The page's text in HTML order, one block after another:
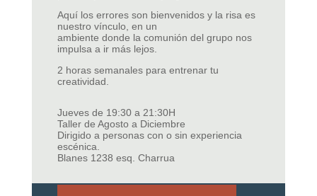
Aquí los errores son bienvenidos y la risa es
nuestro vínculo, en un
ambiente donde la comunión del grupo nos
impulsa a ir más lejos.
2 horas semanales para entrenar tu
creatividad.
Jueves de 19:30 a 21:30Н
Taller de Agosto a Diciembre
Dirigido a personas con o sin experiencia
escénica.
Blanes 1238 esq. Charrua